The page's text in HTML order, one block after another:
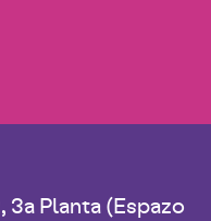
Planta (Espazo